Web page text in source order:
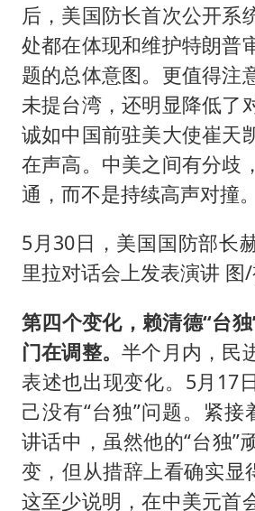
后，美国防长首次公开系
处都在体现和维护特朗普
题的总体意图。更值得注
未提台湾，还明显降低了
诚如中国前驻美大使崔天
在声高。中美之间有分歧
通，而不是持续高声对撞。
5月30日，美国国防部长
里拉对话会上发表演讲 图
第四个变化，赖清德“台
门在调整。半个月内，民
表述也出现变化。5月17
己没有“台独”问题。紧接
讲话中，虽然他的“台独”
变，但从措辞上看确实显
这至少说明，在中美元首